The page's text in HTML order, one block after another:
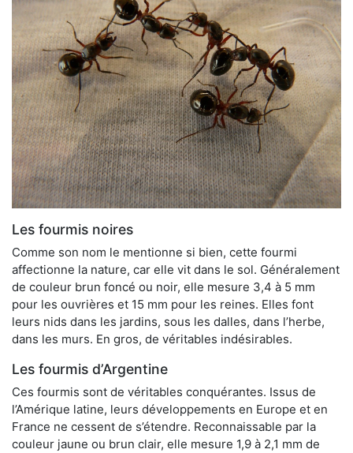
Les fourmis noires
Comme son nom le mentionne si bien, cette fourmi
affectionne la nature, car elle vit dans le sol. Généralement
de couleur brun foncé ou noir, elle mesure 3,4 à 5 mm
pour les ouvrières et 15 mm pour les reines. Elles font
leurs nids dans les jardins, sous les dalles, dans l’herbe,
dans les murs. En gros, de véritables indésirables.
Les fourmis d’Argentine
Ces fourmis sont de véritables conquérantes. Issus de
l’Amérique latine, leurs développements en Europe et en
France ne cessent de s’étendre. Reconnaissable par la
couleur jaune ou brun clair, elle mesure 1,9 à 2,1 mm de